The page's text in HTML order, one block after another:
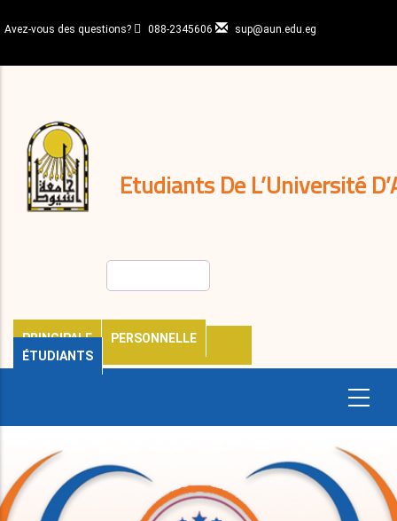
au
principal
Avez-vous des questions? 088-2345606 sup@aun.edu.eg
Etudiants De L’Université
PRINCIPALE
PERSONNELLE
ÉTUDIANTS
décisions
Expatriés
Journal